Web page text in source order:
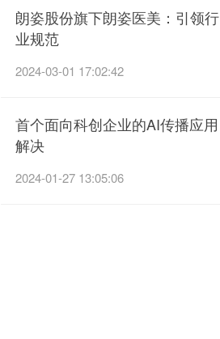
朗姿股份旗下朗姿医美：引领行
业规范
2024-03-01 17:02:42
首个面向科创企业的AI传播应用
解决
2024-01-27 13:05:06